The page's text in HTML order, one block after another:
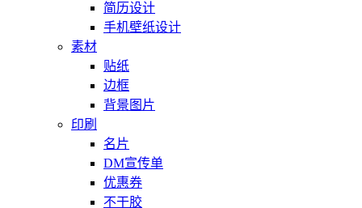
简历设计
手机壁纸设计
素材
贴纸
边框
背景图片
印刷
名片
DM宣传单
优惠券
不干胶